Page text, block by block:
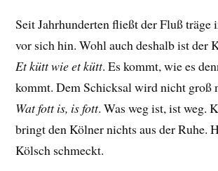
Seit Jahrhunderten fließt der Fluß träge
vor sich hin. Wohl auch deshalb ist der
Et kütt wie et kütt. Es kommt, wie es
kommt. Dem Schicksal wird nicht groß
Wat fott is, is fott. Was weg ist, ist weg.
bringt den Kölner nichts aus der Ruhe.
Kölsch schmeckt.